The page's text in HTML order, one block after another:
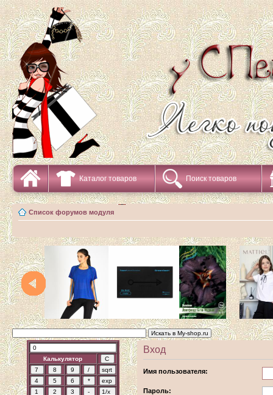
Каталог товаров Поиск товаров
Список форумов модуля
Калькулятор
Вход
Имя пользователя:
Пароль: